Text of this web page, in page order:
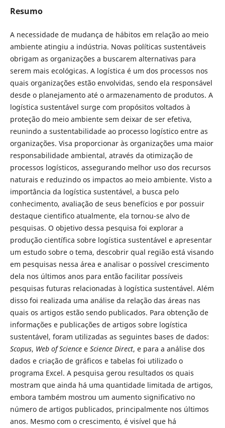
Resumo
A necessidade de mudança de hábitos em relação ao meio
ambiente atingiu a indústria. Novas políticas sustentáveis
obrigam as organizações a buscarem alternativas para
serem mais ecológicas. A logística é um dos processos nos
quais organizações estão envolvidas, sendo ela responsável
desde o planejamento até o armazenamento de produtos. A
logística sustentável surge com propósitos voltados à
proteção do meio ambiente sem deixar de ser efetiva,
reunindo a sustentabilidade ao processo logístico entre as
organizações. Visa proporcionar às organizações uma maior
responsabilidade ambiental, através da otimização de
processos logísticos, assegurando melhor uso dos recursos
naturais e reduzindo os impactos ao meio ambiente. Visto a
importância da logística sustentável, a busca pelo
conhecimento, avaliação de seus benefícios e por possuir
destaque cientifico atualmente, ela tornou-se alvo de
pesquisas. O objetivo dessa pesquisa foi explorar a
produção científica sobre logística sustentável e apresentar
um estudo sobre o tema, descobrir qual região está visando
em pesquisas nessa área e analisar o possível crescimento
dela nos últimos anos para então facilitar possíveis
pesquisas futuras relacionadas à logística sustentável. Além
disso foi realizada uma análise da relação das áreas nas
quais os artigos estão sendo publicados. Para obtenção de
informações e publicações de artigos sobre logística
sustentável, foram utilizadas as seguintes bases de dados:
Scopus, Web of Sciencee Science Direct, e para a análise dos
dados e criação de gráficos e tabelas foi utilizado o
programa Excel. A pesquisa gerou resultados os quais
mostram que ainda há uma quantidade limitada de artigos,
embora também mostrou um aumento significativo no
número de artigos publicados, principalmente nos últimos
anos. Mesmo com o crescimento, é visível que há